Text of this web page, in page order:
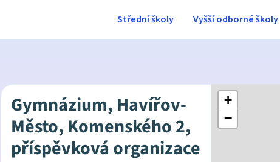
Střední školy Vyšší odborné školy
Gymnázium, Havířov-
Město, Komenského 2,
příspěvková organizace
+
−